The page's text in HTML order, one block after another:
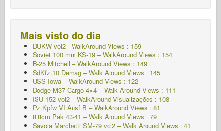
Mais visto do dia
DUKW vol2 - WalkAround Views : 159
Soviet 100 mm KS-19 – WalkAround Views : 154
B-25 Mitchell – WalkAround Views : 149
SdKfz.10 Demag – Walk Around Views : 145
USS Iowa – WalkAround Views : 122
Dodge M37 Cargo 4×4 – Walk Around Views : 111
ISU-152 vol2 – WalkAround Visualizações : 108
Pz.Kpfw VI Ausf B – WalkAround Views : 81
8.8cm Pak 43-41 – Walk Around Views : 79
Savoia Marchetti SM-79 vol2 – Walk Around Views : 41